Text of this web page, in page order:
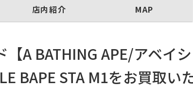
店内紹介 MAP
A BATHING APE/アベイ
BAPE STA M1をお買取い